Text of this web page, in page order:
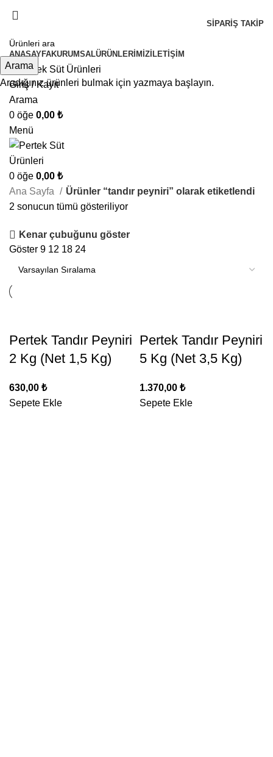
SIPARIŞ TAKIP
3.000 ₺ Ve Üzeri Alışverişlerde Ücretsiz Kargo !
ANASAYFAKURUMSALÜRÜNLERIMIZ İLETIŞIM
Giriş / Kayıt
Arama
0 öğe 0,00 ₺
Menü
0 öğe 0,00 ₺
Ana Sayfa
Ürünler “tandır peyniri” olarak etiketlendi
2 sonucun tümü gösteriliyor
Kenar çubuğunu göster
Göster 9 12 18 24
Pertek Tandır Peyniri
2 Kg (Net 1,5 Kg)
630,00 ₺
Sepete Ekle
Pertek Tandır Peyniri
5 Kg (Net 3,5 Kg)
1.370,00 ₺
Sepete Ekle
Arama
Aradığınız ürünleri bulmak için yazmaya başlayın.